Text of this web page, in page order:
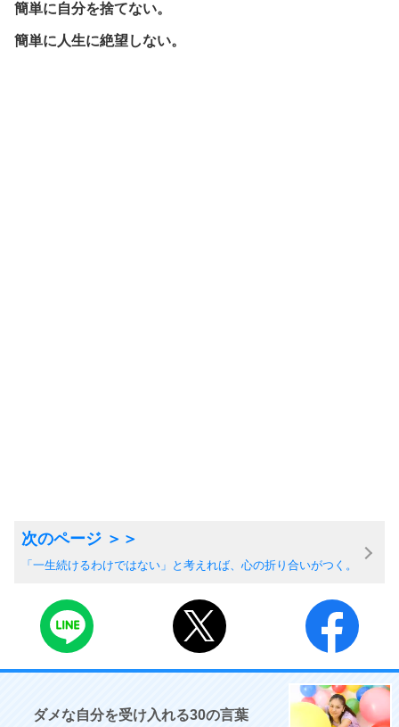
簡単に自分を捨てない。
簡単に人生に絶望しない。
「一生続けるわけではない」と考えれば、心の折り合いがつく。
ダメな自分を受け入れる30の言葉